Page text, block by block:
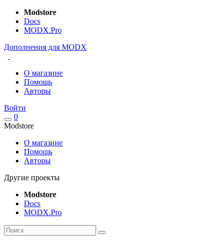
Modstore
Docs
MODX.Pro
Дополнения для MODX
О магазине
Помощь
Авторы
Войти
0
Modstore
О магазине
Помощь
Авторы
Другие проекты
Modstore
Docs
MODX.Pro